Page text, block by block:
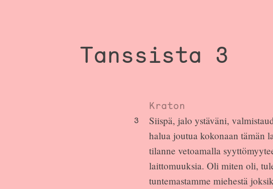
Tanssista 3
Kraton
3
Siispä, jalo ystäväni,
halua joutua kokonaan tämän
tilanne vetoamalla
laittomuuksia. Oli miten oli,
tuntemastamme miehestä